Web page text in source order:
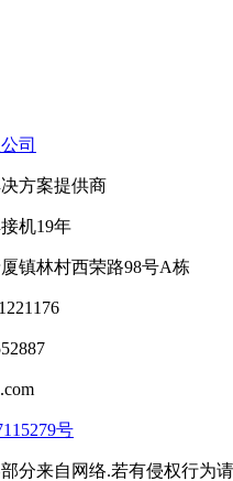
方案提供商
机19年
镇林村西荣路98号A栋
号
部分来自网络.若有侵权行为